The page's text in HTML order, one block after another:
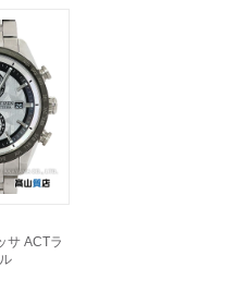
サ ACTラ